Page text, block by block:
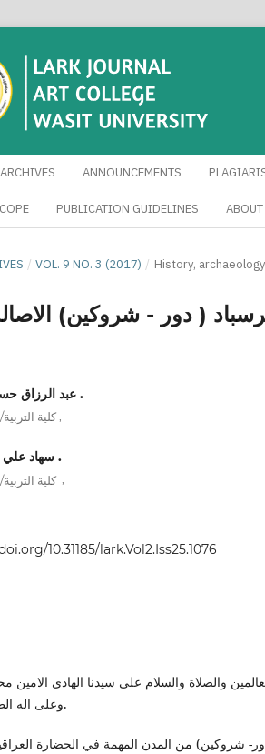
ARCHIVES ANNOUNCEMENTS
PUBLICATION GUIDELINES ABOUT
/ VOL. 9 NO. 3 (2017) / History,
( دور - شروكين) الاصالة
عبد الرزاق حسين حاجم, أ . م .
كلية
سهاد علي عبد الحسين, م .
,
10.31185/lark.Vol2.Iss25.1076
والصلاة والسلام على سيدنا الهادي الامين
وعلى اله الطيبين الطاهرين.
شروكين) من المدن المهمة في الحضارة